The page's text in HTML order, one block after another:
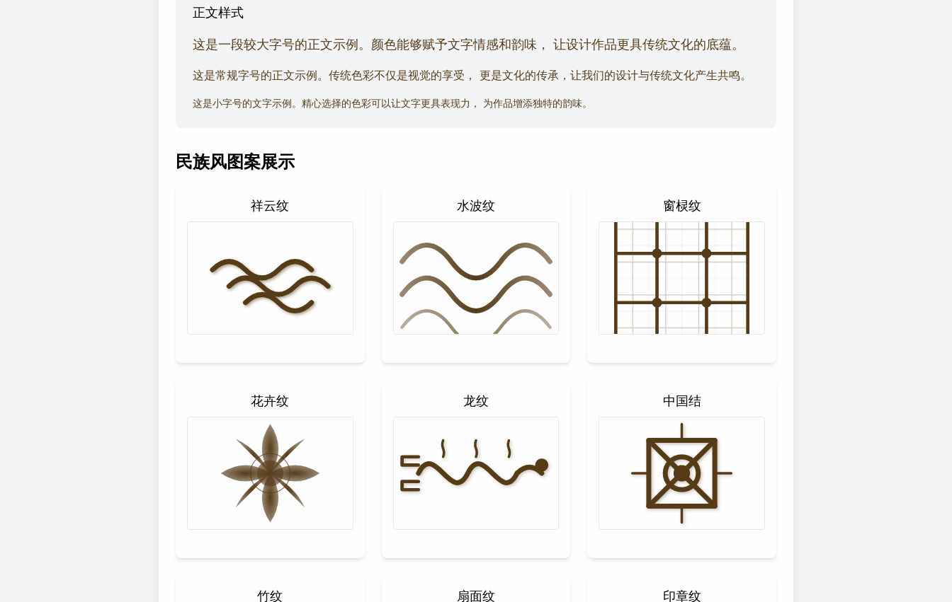
正文样式
这是一段较大字号的正文示例。颜色能够赋予文字情感和韵味， 让设计作品更具传统文化的底蕴。
这是常规字号的正文示例。传统色彩不仅是视觉的享受， 更是文化的传承，让我们的设计与传统文化产生共鸣。
这是小字号的文字示例。精心选择的色彩可以让文字更具表现力， 为作品增添独特的韵味。
民族风图案展示
祥云纹 水波纹 窗棂纹
花卉纹 龙纹 中国结
竹纹 扇面纹 印章纹